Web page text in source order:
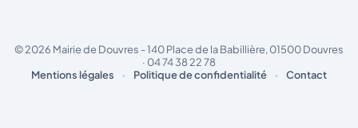
© 2026 Mairie de Douvres - 140 Place de la Babillière, 01500 Douvres
· 04 74 38 22 78
Mentions légales
· Politique de confidentialité · Contact